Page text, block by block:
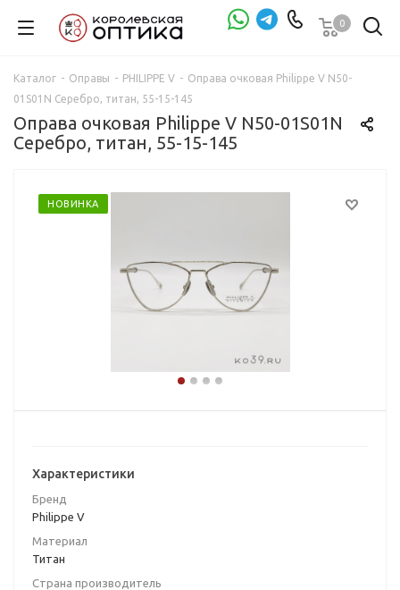
0
Проверка зрения
Каталог - Оправы - PHILIPPE V - Оправа очковая Philippe V N50-
01S01N Серебро, титан, 55-15-145
Оправа очковая Philippe V N50-01S01N
Серебро, титан, 55-15-145
НОВИНКА
Характеристики
Бренд
Philippe V
Материал
Титан
Страна производитель